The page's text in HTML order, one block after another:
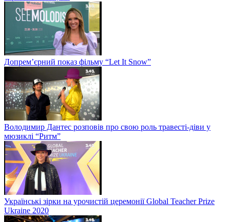
Допрем’єрний показ фільму “Let It Snow”
Володимир Дантес розповів про свою роль травесті-діви у
мюзиклі “Ритм”
Українські зірки на урочистій церемонії Global Teacher Prize
Ukraine 2020